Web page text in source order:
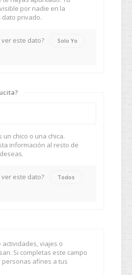
por nadie en la
dato privado.
este dato? Solo Yo
información al resto de
este dato? Todos
Si completas este campo
afines a tus